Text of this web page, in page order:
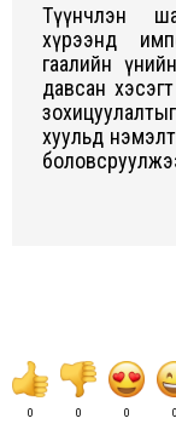
Түүнчлэн
хүрээнд
гаалийн
давсан
хуульд нэмэлт
0 0 0 0